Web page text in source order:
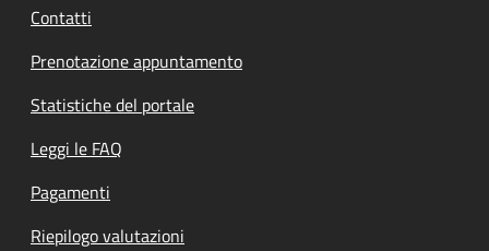
Contatti
Prenotazione appuntamento
Statistiche del portale
Leggi le FAQ
Pagamenti
Riepilogo valutazioni